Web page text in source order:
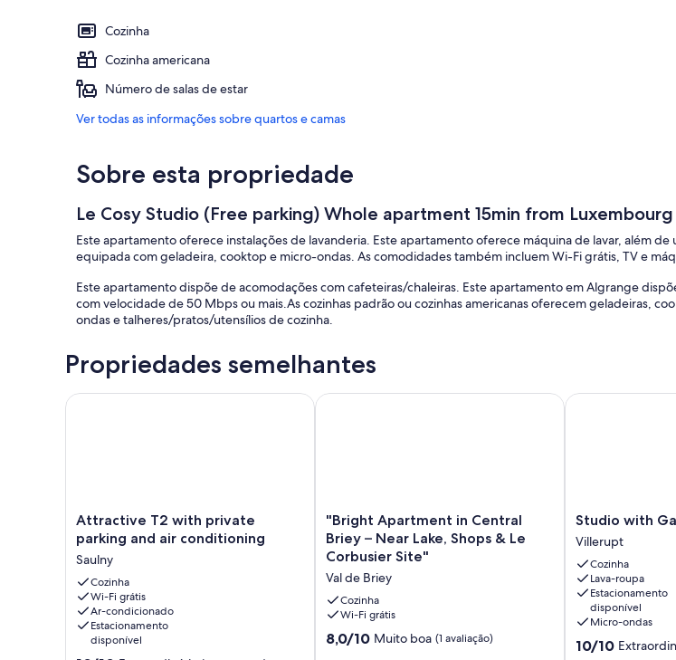
Cozinha
Cozinha americana
Número de salas de estar
Ver todas as informações sobre quartos e camas
Sobre esta propriedade
Le Cosy Studio (Free parking) Whole apartment 15min from Luxembourg
Este apartamento oferece instalações de lavanderia. Este apartamento oferece máquina de lavar, além de
equipada com geladeira, cooktop e micro-ondas. As comodidades também incluem Wi-Fi grátis, TV e
Este apartamento dispõe de acomodações com cafeteiras/chaleiras. Este apartamento em Algrange
com velocidade de 50 Mbps ou mais.As cozinhas padrão ou cozinhas americanas oferecem geladeiras,
ondas e talheres/pratos/utensílios de cozinha.
Propriedades semelhantes
Attractive
T2
with
private
parking
and
air
conditioning
Saulny
Attractive T2 with private
parking and air conditioning
Saulny
Cozinha
Wi-Fi grátis
Ar-condicionado
Estacionamento
disponível
Attractive T2 with private parking and air conditioning
"Bright
Apartment
in
Central
Briey
–
Near
Lake,
Shops
"Bright Apartment in Central
Briey – Near Lake, Shops & Le
Corbusier Site"
Val de Briey
Cozinha
Wi-Fi grátis
8.0
8,0/10 Muito boa (1 avaliação)
"Bright Apartment in Central Briey – Near Lake, Shops
Studio
with
Garden
Villerupt
Studio with
Villerupt
Cozinha
Lava-roupa
Estacionamento
disponível
Micro-ondas
10.0
10/10
Studio with